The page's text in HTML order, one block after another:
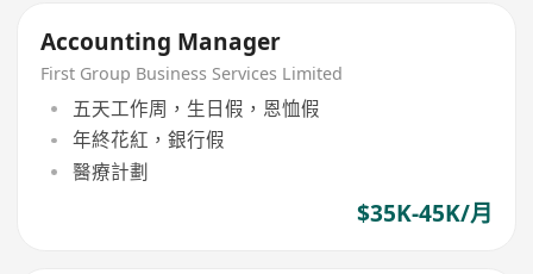
Accounting Manager
First Group Business Services Limited
五天工作周，生日假，恩恤假
年終花紅，銀行假
醫療計劃
$35K-45K/月